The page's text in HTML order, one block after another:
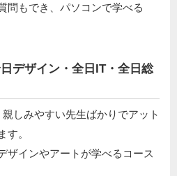
問もでき、パソコンで学べる
デザイン・全日IT・全日総
しみやすい先生ばかりでアット
す。
ザインやアートが学べるコース